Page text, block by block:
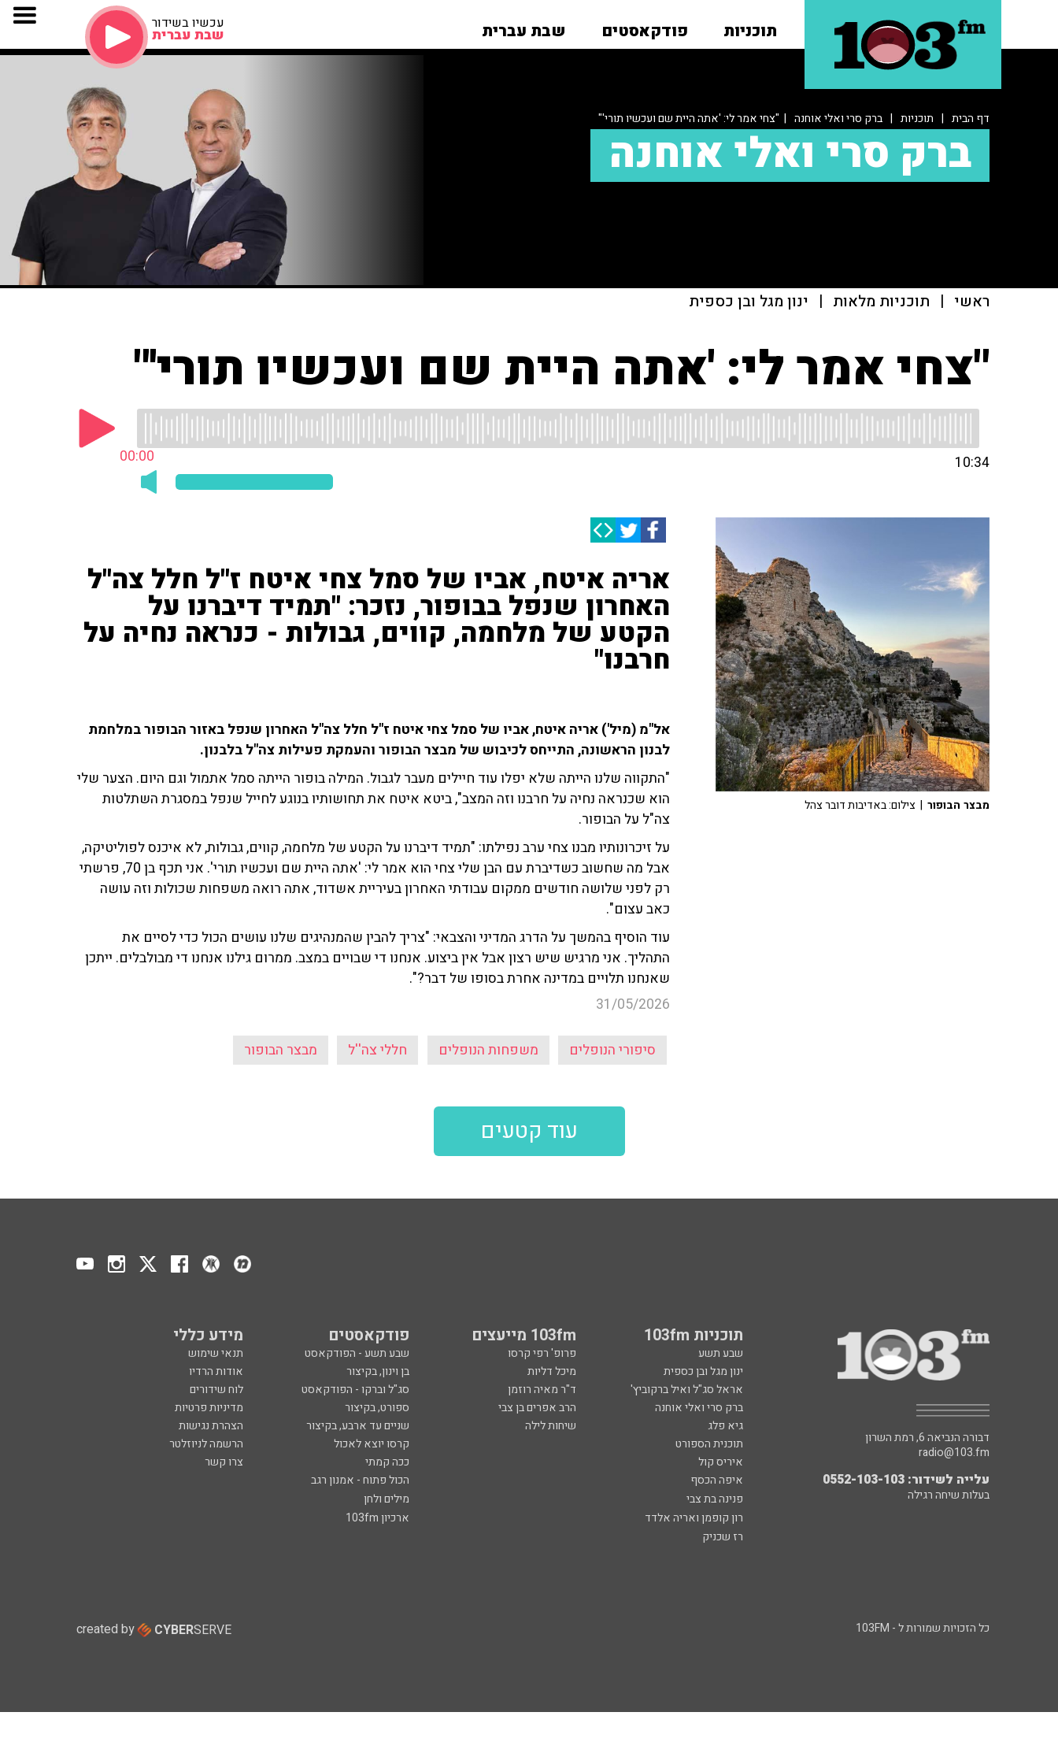
תוכניות פודקאסטים שבת עברית עכשיו בשידור
שבת עברית
דף הבית | תוכניות | ברק סרי ואלי אוחנה | "צחי אמר לי: 'אתה היית שם ועכשיו תורי'"
ברק סרי ואלי אוחנה
ראשי | תוכניות מלאות | ינון מגל ובן כספית
"צחי אמר לי: 'אתה היית שם ועכשיו תורי'"
00:00 10:34
אריה איטח, אביו של סמל צחי איטח ז"ל חלל צה"ל
האחרון שנפל בבופור, נזכר: "תמיד דיברנו על
הקטע של מלחמה, קווים, גבולות - כנראה נחיה על
חרבנו"
אל"מ (מיל') אריה איטח, אביו של סמל צחי איטח ז"ל חלל צה"ל האחרון שנפל באזור הבופור במלחמת
לבנון הראשונה, התייחס לכיבוש של מבצר הבופור והעמקת פעילות צה"ל בלבנון.
"התקווה שלנו הייתה שלא יפלו עוד חיילים מעבר לגבול. המילה בופור הייתה סמל אתמול וגם היום. הצער שלי
הוא שכנראה נחיה על חרבנו וזה המצב", ביטא איטח את תחושותיו בנוגע לחייל שנפל במסגרת השתלטות
צה"ל על הבופור.
על זיכרונותיו מבנו צחי ערב נפילתו: "תמיד דיברנו על הקטע של מלחמה, קווים, גבולות, לא איכנס לפוליטיקה,
אבל מה שחשוב כשדיברת עם הבן שלי צחי הוא אמר לי: 'אתה היית שם ועכשיו תורי'. אני תכף בן 70, פרשתי
רק לפני שלושה חודשים ממקום עבודתי האחרון בעיריית אשדוד, אתה רואה משפחות שכולות וזה עושה
כאב עצום".
עוד הוסיף בהמשך על הדרג המדיני והצבאי: "צריך להבין שהמנהיגים שלנו עושים הכול כדי לסיים את
התהליך. אני מרגיש שיש רצון אבל אין ביצוע. אנחנו די שבויים במצב. ממרום גילנו אנחנו די מבולבלים. ייתכן
שאנחנו תלויים במדינה אחרת בסופו של דבר?".
31/05/2026
סיפורי הנופלים משפחות הנופלים חללי צה''ל מבצר הבופור
מבצר הבופור | צילום: באדיבות דובר צהל
עוד קטעים
תוכניות 103fm 103fm מייעצים פודקאסטים מידע כללי
שבע תשע פרופ' רפי קרסו שבע תשע - הפודקאסט
תנאי שימוש
ינון מגל ובן כספית
מיכל דליות בן וינון, בקיצור
אודות הרדיו
אראל סג"ל ואיל ברקוביץ'
ד"ר מאיה רוזמן סג"ל וברקו - הפודקאסט
לוח שידורים
ברק סרי ואלי אוחנה
הרב אפרים בן צבי ספורט, בקיצור
מדיניות פרטיות
גיא פלג
שיחות לילה שניים עד ארבע, בקיצור
הצהרת נגישות
תוכנית הספורט
קרסו יוצא לאכול
הרשמה לניוזלטר
איריס קול
ככה קמתי
צרו קשר
איפה הכסף
הכול פתוח - אמנון רגב
פנינה בת צבי
מילים ולחן
רון קופמן ואריה אלדד
ארכיון 103fm
רז שכניק
דבורה הנביאה 6, רמת השרון
radio@103.fm
עלייה לשידור: 0552-103-103
בעלות שיחה רגילה
כל הזכויות שמורות ל - 103FM created by CYBERSERVE